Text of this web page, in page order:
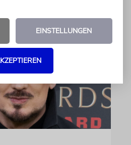
EINSTELLUNGEN